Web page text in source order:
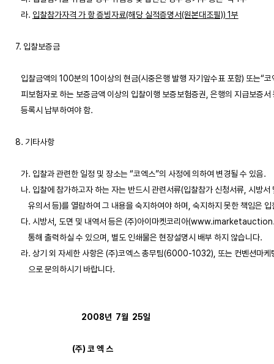
   라.
입찰참가자격 가 항 증빙자료(해당 실적증명서(원본대조필)) 1부
7. 입찰보증금
입찰금액의 100분의 10이상의 현금(시중은행 발행 자기앞수표 포함) 또는“
피보험자로 하는 보증금액 이상의 입찰이행 보증보험증권, 은행의 지급보증서
   등록시 납부하여야 함.
8. 기타사항
   가. 입찰과 관련한 일정 및 장소는 “코엑스”의 사정에 의하여 변경될 수 있음.
나. 입찰에 참가하고자 하는 자는 반드시 관련서류(입찰참가 신청서류, 시방서
유의서 등)를 열람하여 그 내용을 숙지하여야 하며, 숙지하지 못한 책임은
다. 시방서, 도면 및 내역서 등은 (주)아이마켓코리아
       통해 출력하실 수 있으며, 별도 인쇄물은 현장설명시 배부 하지 않습니다.
라. 상기 외 자세한 사항은 (주)코엑스 총무팀(6000-1032), 또는 컨벤션
       으로 문의하시기 바랍니다.
2008년  7월  25일
                               (주) 코 엑 스